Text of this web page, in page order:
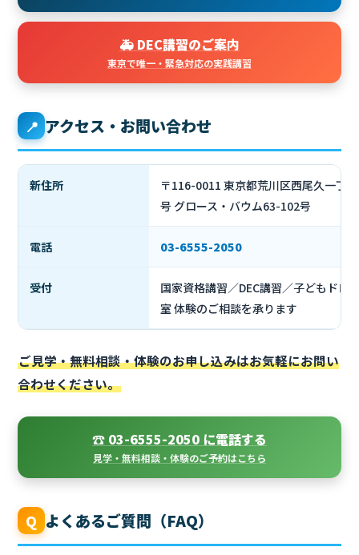
🚑 DEC講習のご案内
東京で唯一・緊急対応の実践講習
📍 アクセス・お問い合わせ
新住所
〒116-0011 東京都荒川区西尾久一丁
号 グロース・バウム63-102号
電話 03-6555-2050
受付
国家資格講習／DEC講習／子どもドロ
室 体験のご相談を承ります
ご見学・無料相談・体験のお申し込みはお気軽にお問い
合わせください。
☎ 03-6555-2050 に電話する
見学・無料相談・体験のご予約はこちら
Q よくあるご質問（FAQ）